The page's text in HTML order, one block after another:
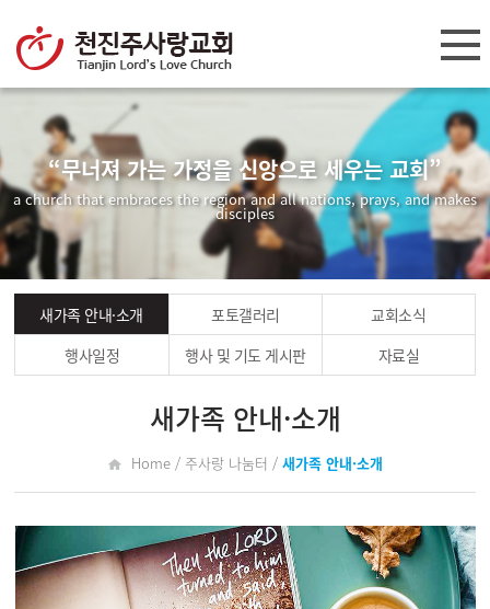
“무너져 가는 가정을 신앙으로 세우는 교회”
a church that embraces the region and all nations, prays, and makes
disciples
새가족 안내·소개 포토갤러리
교회소식
행사일정
행사 및 기도 게시판 자료실
새가족 안내·소개
Home / 주사랑 나눔터 / 새가족 안내·소개